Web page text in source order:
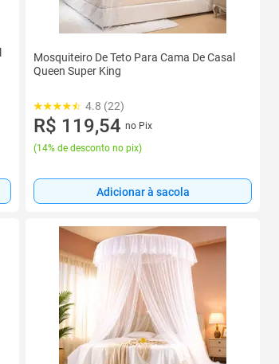
Mosquiteiro De Teto Para Cama De Casal
Queen Super King
4.8 (22)
R$ 119,54 no Pix
(14% de desconto no pix)
Adicionar à sacola